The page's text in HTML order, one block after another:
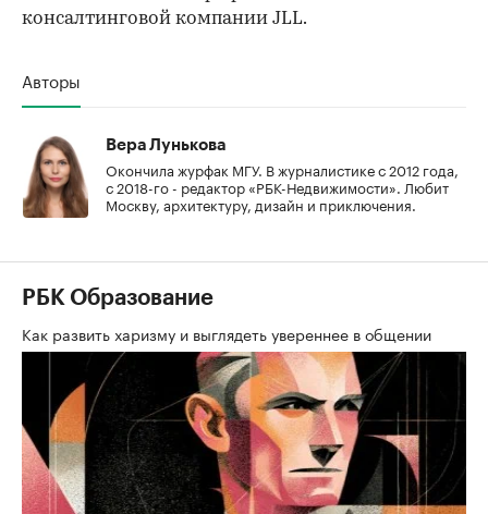
консалтинговой компании JLL.
Авторы
Вера Лунькова
Окончила журфак МГУ. В журналистике с 2012 года,
с 2018-го - редактор «РБК-Недвижимости». Любит
Москву, архитектуру, дизайн и приключения.
РБК Образование
Как развить харизму и выглядеть увереннее в общении